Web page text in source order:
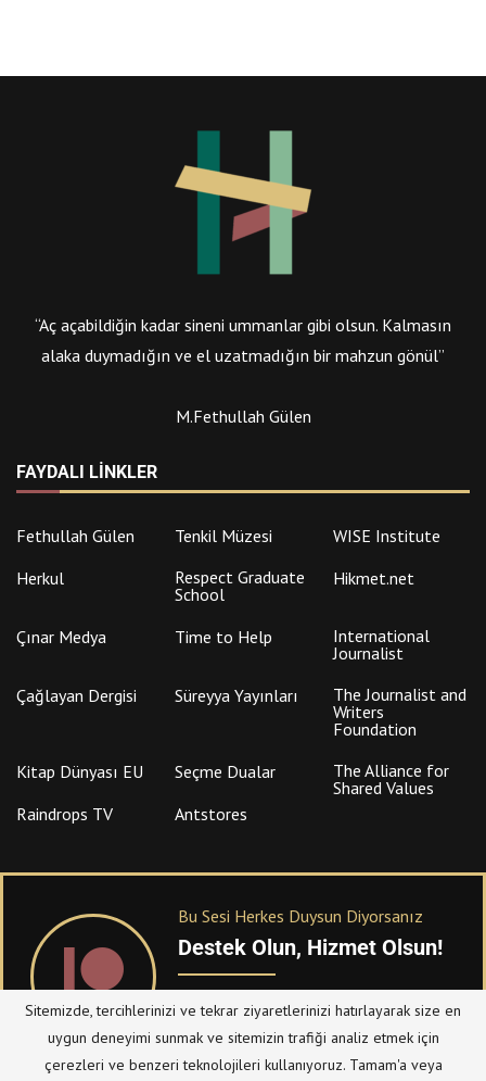
“Aç açabildiğin kadar sineni ummanlar gibi olsun. Kalmasın
alaka duymadığın ve el uzatmadığın bir mahzun gönül”
M.Fethullah Gülen
FAYDALI LINKLER
Fethullah Gülen Tenkil Müzesi
WISE Institute
Herkul
Respect Graduate
School
Hikmet.net
Çınar Medya Time to Help
International
Journalist
Çağlayan Dergisi
Süreyya Yayınları
The Journalist and
Writers
Foundation
Kitap Dünyası EU
Seçme Dualar
The Alliance for
Shared Values
Raindrops TV
Antstores
Bu Sesi Herkes Duysun Diyorsanız
Destek Olun, Hizmet Olsun!
PATREONüzerinden sitemize bağışta
bulanabilirsiniz.
Sitemizde, tercihlerinizi ve tekrar ziyaretlerinizi hatırlayarak size en
uygun deneyimi sunmak ve sitemizin trafiği analiz etmek için
çerezleri ve benzeri teknolojileri kullanıyoruz. Tamam'a veya